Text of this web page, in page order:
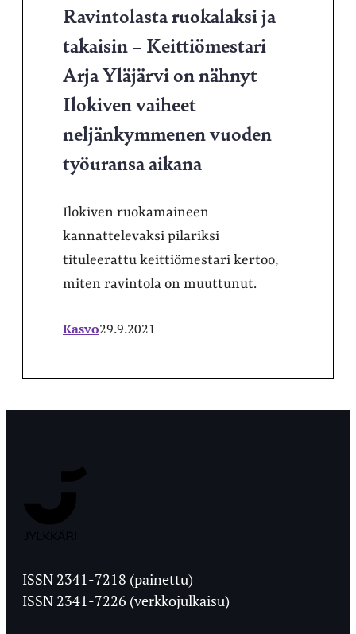
Ravintolasta ruokalaksi ja
takaisin – Keittiömestari
Arja Yläjärvi on nähnyt
Ilokiven vaiheet
neljänkymmenen vuoden
työuransa aikana
Ilokiven ruokamaineen
kannattelevaksi pilariksi
tituleerattu keittiömestari kertoo,
miten ravintola on muuttunut.
Kasvo29.9.2021
Ylioppilaslehti
ISSN 2341-7218 (painettu)
ISSN 2341-7226 (verkkojulkaisu)